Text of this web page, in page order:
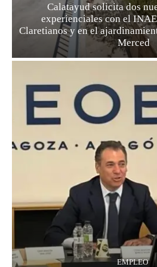
Calatayud solicita dos
experienciales con el
Claretianos y en el
Merced
EMPLEO